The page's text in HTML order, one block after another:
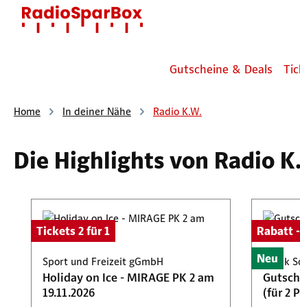
Hauptinhalt springen
Zur Suche springen
Zur Hauptnavigation springen
Gutscheine & Deals
Home In deiner Nähe Radio K.W.
Die Highlights von Radio
Tickets 2 für 1
Sport und Freizeit gGmbH
Holiday on Ice - MIRAGE PK 2 am
19.11.2026
Rabatt
Neu
Frank
(für 2